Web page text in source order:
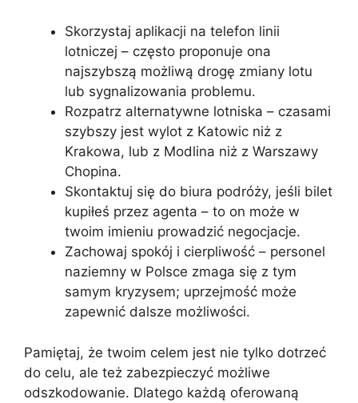
Skorzystaj aplikacji na telefon linii
lotniczej – często proponuje ona
najszybszą możliwą drogę zmiany lotu
lub sygnalizowania problemu.
Rozpatrz alternatywne lotniska – czasami
szybszy jest wylot z Katowic niż z
Krakowa, lub z Modlina niż z Warszawy
Chopina.
Skontaktuj się do biura podróży, jeśli bilet
kupiłeś przez agenta – to on może w
twoim imieniu prowadzić negocjacje.
Zachowaj spokój i cierpliwość – personel
naziemny w Polsce zmaga się z tym
samym kryzysem; uprzejmość może
zapewnić dalsze możliwości.
Pamiętaj, że twoim celem jest nie tylko dotrzeć
do celu, ale też zabezpieczyć możliwe
odszkodowanie. Dlatego każdą oferowaną